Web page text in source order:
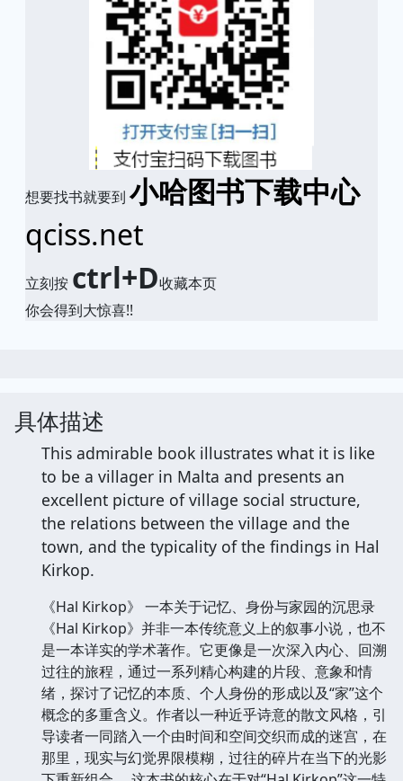
想要找书就要到 小哈图书下载中心
qciss.net
立刻按 ctrl+D收藏本页
你会得到大惊喜!!
具体描述
This admirable book illustrates what it is like
to be a villager in Malta and presents an
excellent picture of village social structure,
the relations between the village and the
town, and the typicality of the findings in Hal
Kirkop.
《Hal Kirkop》 一本关于记忆、身份与家园的沉思录
《Hal Kirkop》并非一本传统意义上的叙事小说，也不
是一本详实的学术著作。它更像是一次深入内心、回溯
过往的旅程，通过一系列精心构建的片段、意象和情
绪，探讨了记忆的本质、个人身份的形成以及“家”这个
概念的多重含义。作者以一种近乎诗意的散文风格，引
导读者一同踏入一个由时间和空间交织而成的迷宫，在
那里，现实与幻觉界限模糊，过往的碎片在当下的光影